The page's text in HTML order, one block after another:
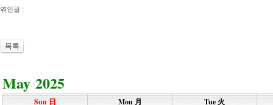
엮인글 :
목록
May 2025
Sun 日 Mon 月 Tue 火